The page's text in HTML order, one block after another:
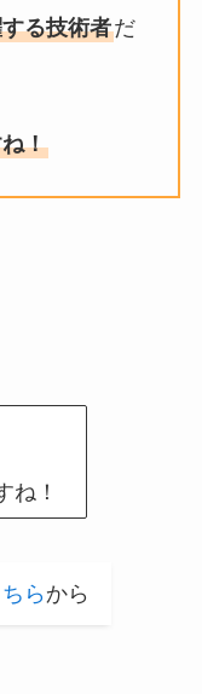
る技術者だ
！
ね！
らから